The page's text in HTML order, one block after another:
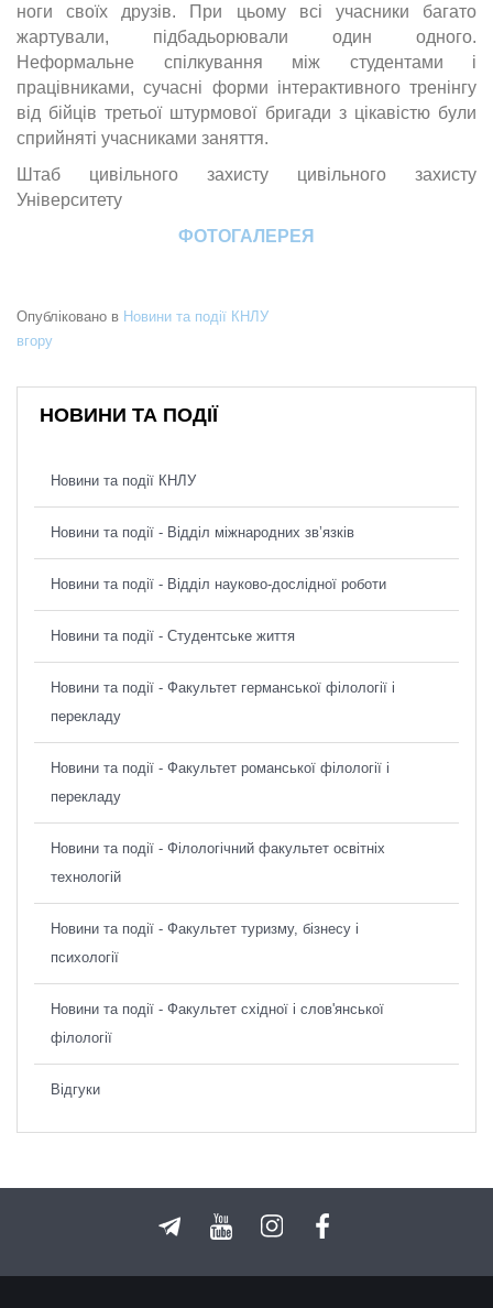
ноги своїх друзів. При цьому всі учасники багато
жартували, підбадьорювали один одного.
Неформальне спілкування між студентами і
працівниками, сучасні форми інтерактивного тренінгу
від бійців третьої штурмової бригади з цікавістю були
сприйняті учасниками заняття.
Штаб цивільного захисту цивільного захисту
Університету
ФОТОГАЛЕРЕЯ
Опубліковано в Новини та події КНЛУ
вгору
НОВИНИ ТА ПОДІЇ
Новини та події КНЛУ
Новини та події - Відділ міжнародних зв’язків
Новини та події - Відділ науково-дослідної роботи
Новини та події - Студентське життя
Новини та події - Факультет германської філології і
перекладу
Новини та події - Факультет романської філології і
перекладу
Новини та події - Філологічний факультет освітніх
технологій
Новини та події - Факультет туризму, бізнесу і
психології
Новини та події - Факультет східної і слов'янської
філології
Відгуки